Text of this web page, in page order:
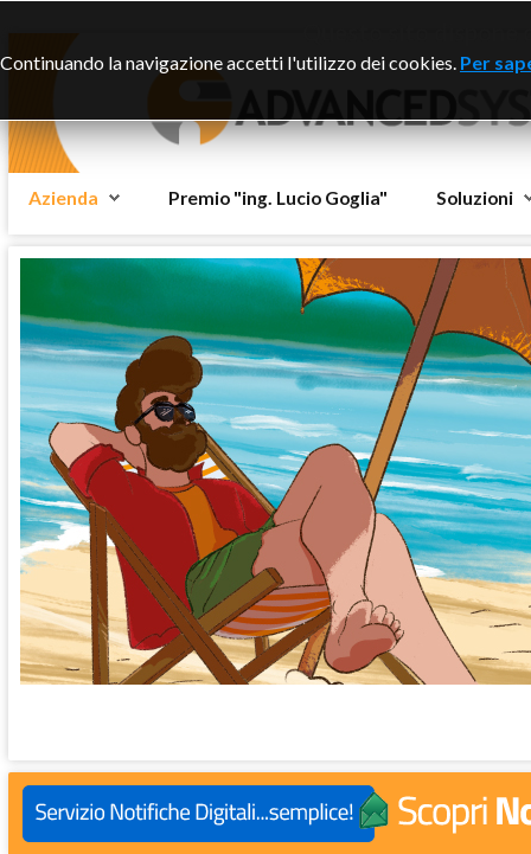
Azienda Premio "ing. Lucio Goglia" Soluzioni
Continuando la navigazione accetti l'utilizzo dei cookies. Per